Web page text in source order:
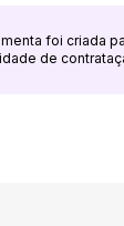
foi criada
de